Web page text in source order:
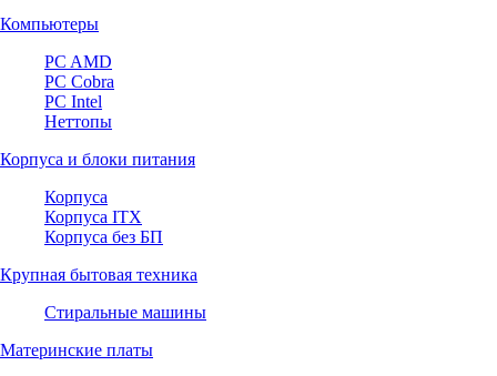
Компьютеры
PC AMD
PC Cobra
PC Intel
Неттопы
Корпуса и блоки питания
Корпуса
Корпуса ITX
Корпуса без БП
Крупная бытовая техника
Стиральные машины
Материнские платы